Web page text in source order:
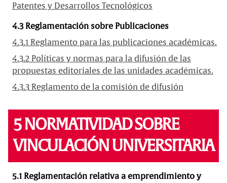
Patentes y Desarrollos Tecnológicos
4.3 Reglamentación sobre Publicaciones
4.3.1 Reglamento para las publicaciones académicas.
4.3.2 Políticas y normas para la difusión de las
propuestas editoriales de las unidades académicas.
4.3.3 Reglamento de la comisión de difusión
5 NORMATIVIDAD SOBRE
VINCULACIÓN UNIVERSITARIA
5.1 Reglamentación relativa a emprendimiento y